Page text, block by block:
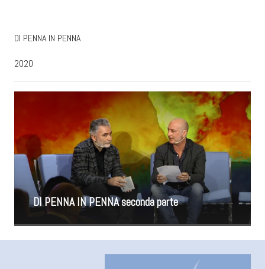
DI PENNA IN PENNA
2020
DI PENNA IN PENNA seconda parte